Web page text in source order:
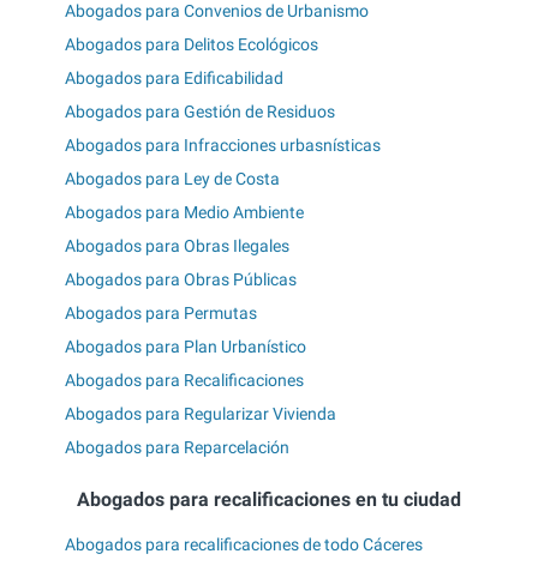
Abogados para Convenios de Urbanismo
Abogados para Delitos Ecológicos
Abogados para Edificabilidad
Abogados para Gestión de Residuos
Abogados para Infracciones urbasnísticas
Abogados para Ley de Costa
Abogados para Medio Ambiente
Abogados para Obras Ilegales
Abogados para Obras Públicas
Abogados para Permutas
Abogados para Plan Urbanístico
Abogados para Recalificaciones
Abogados para Regularizar Vivienda
Abogados para Reparcelación
Abogados para recalificaciones en tu ciudad
Abogados para recalificaciones de todo Cáceres